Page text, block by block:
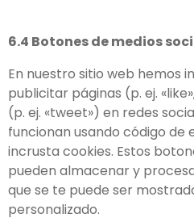
6.4 Botones de medios
En nuestro sitio web hemos
publicitar páginas (p. ej.
(p. ej. «tweet») en redes
funcionan usando código de
incrusta cookies. Estos
pueden almacenar y
que se te puede ser
personalizado.